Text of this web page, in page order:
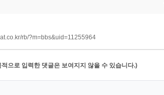
rb/?m=bbs&uid=11255964
으로 입력한 댓글은 보여지지 않을 수 있습니다.)